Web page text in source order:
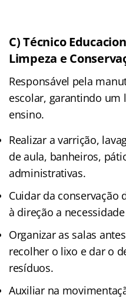
C) Técnico
Limpeza e
Responsável pela
escolar, garantindo um
ensino.
Realizar a varrição,
de aula, banheiros,
administrativas.
Cuidar da
à direção a
Organizar as salas
recolher o lixo e dar o
resíduos.
Auxiliar na